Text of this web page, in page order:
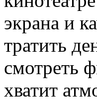
экрана и
тратить
смотреть
хватит